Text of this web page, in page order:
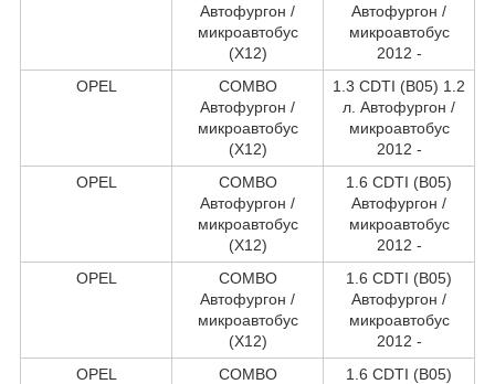
Автофургон /
микроавтобус
(X12)
Автофургон /
микроавтобус
2012 -
OPEL
COMBO
Автофургон /
микроавтобус
(X12)
1.3 CDTI (B05) 1.2
л. Автофургон /
микроавтобус
2012 -
OPEL
COMBO
Автофургон /
микроавтобус
(X12)
1.6 CDTI (B05)
Автофургон /
микроавтобус
2012 -
OPEL
COMBO
Автофургон /
микроавтобус
(X12)
1.6 CDTI (B05)
Автофургон /
микроавтобус
2012 -
OPEL
COMBO
1.6 CDTI (B05)